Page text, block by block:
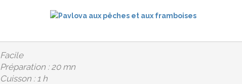
Facile
Préparation : 20 mn
Cuisson : 1 h